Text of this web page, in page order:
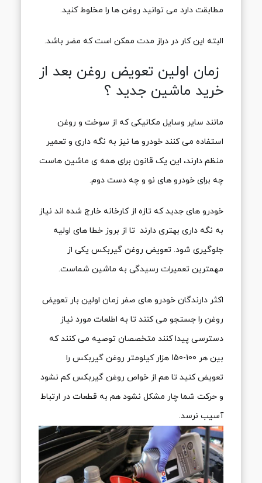
مطابقت دارد می توانید روغن ها را مخلوط کنید.
البته این کار در دراز مدت ممکن است که مضر باشد.
زمان اولین تعویض روغن بعد از
خرید ماشین جدید ؟
مانند سایر وسایل مکانیکی که از سوخت و روغن
استفاده می کنند خودرو ها نیز به نگه داری و تعمیر
منظم دارند، این یک قانون برای همه ی ماشین هاست
چه برای خودرو های نو و چه دست دوم.
خودرو های جدید که تازه از کارخانه خارج شده اند نیاز
به نگه داری بهتری دارند تا از بروز خطا های اولیه
جلوگیری شود. تعویض روغن گیربکس یکی از
مهمترین تعمیرات رسیدگی به ماشین شماست.
اکثر دارندگان خودرو های صفر زمان اولین بار تعویض
روغن را جستجو می کنند تا به اطلعات مورد نیاز
دسترسی پیدا کنند متخصصان توصیه می کنند که
بین هر 100-150 هزار کیلومتر روغن گیربکس را
تعویض کنید تا هم از خواص روغن گیربکس کم نشود
و حرکت شما چار مشکل نشود هم به قطعات در ارتباط
آسیب نرسد.